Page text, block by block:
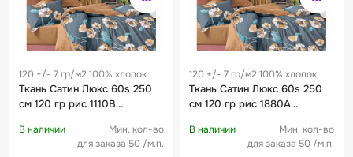
120 +/- 7 гр/м2 100% хлопок
Ткань Сатин Люкс 60s 250
см 120 гр рис 1110B
(компаньон)
В наличии
Мин. кол-во
для заказа 50 /м.п.
120 +/- 7 гр/м2 100% хлопок
Ткань Сатин Люкс 60s 250
см 120 гр рис 1880А
(основа)
В наличии
Мин. кол-во
для заказа 50 /м.п.